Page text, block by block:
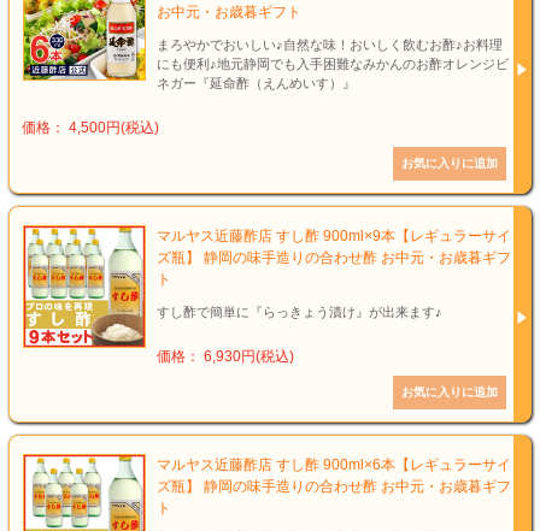
お中元・お歳暮ギフト
まろやかでおいしい♪自然な味！おいしく飲むお酢♪お料理
にも便利♪地元静岡でも入手困難なみかんのお酢オレンジビ
ネガー『延命酢（えんめいす）』
価格： 4,500円(税込)
マルヤス近藤酢店 すし酢 900ml×9本【レギュラーサイ
ズ瓶】 静岡の味手造りの合わせ酢 お中元・お歳暮ギフ
ト
すし酢で簡単に『らっきょう漬け』が出来ます♪
価格： 6,930円(税込)
マルヤス近藤酢店 すし酢 900ml×6本【レギュラーサイ
ズ瓶】 静岡の味手造りの合わせ酢 お中元・お歳暮ギフ
ト